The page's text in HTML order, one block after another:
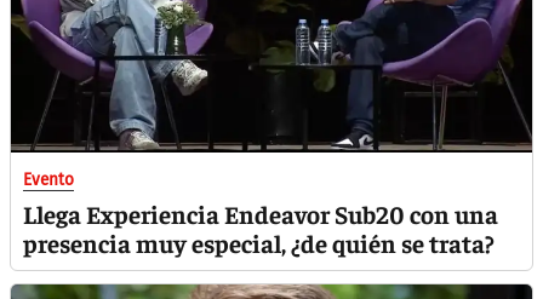
Evento
Llega Experiencia Endeavor Sub20 con una
presencia muy especial, ¿de quién se trata?